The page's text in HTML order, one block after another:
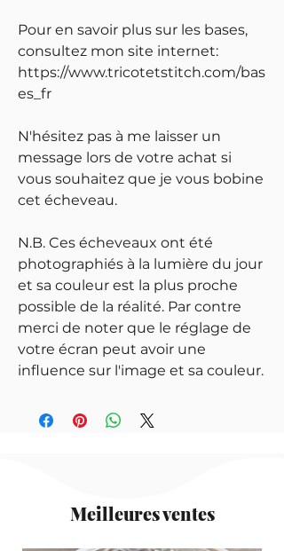
Pour en savoir plus sur les bases,
consultez mon site internet:
https://www.tricotetstitch.com/bas
es_fr
N'hésitez pas à me laisser un
message lors de votre achat si
vous souhaitez que je vous bobine
cet écheveau.
N.B. Ces écheveaux ont été
photographiés à la lumière du jour
et sa couleur est la plus proche
possible de la réalité. Par contre
merci de noter que le réglage de
votre écran peut avoir une
influence sur l'image et sa couleur.
Meilleures ventes